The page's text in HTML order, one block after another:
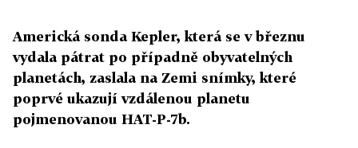
Americká sonda Kepler, která se v březnu
vydala pátrat po případně obyvatelných
planetách, zaslala na Zemi snímky, které
poprvé ukazují vzdálenou planetu
pojmenovanou HAT-P-7b.